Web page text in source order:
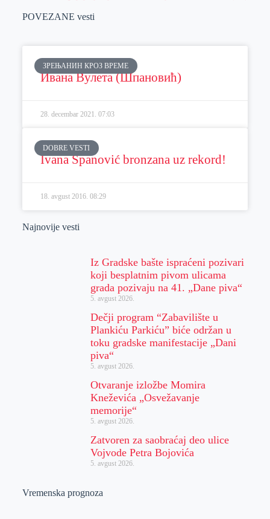
POVEZANE vesti
ЗРЕЊАНИН КРОЗ ВРЕМЕ
Ивана Вулета (Шпановић)
28. decembar 2021. 07:03
DOBRE VESTI
Ivana Španović bronzana uz rekord!
18. avgust 2016. 08:29
Najnovije vesti
Iz Gradske bašte ispraćeni pozivari
koji besplatnim pivom ulicama
grada pozivaju na 41. „Dane piva“
5. avgust 2026.
Dečji program “Zabavilište u
Plankiću Parkiću” biće održan u
toku gradske manifestacije „Dani
piva“
5. avgust 2026.
Otvaranje izložbe Momira
Kneževića „Osvežavanje
memorije“
5. avgust 2026.
Zatvoren za saobraćaj deo ulice
Vojvode Petra Bojovića
5. avgust 2026.
Vremenska prognoza